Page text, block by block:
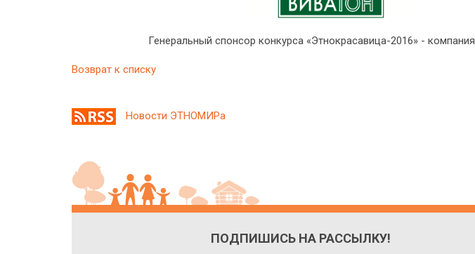
Генеральный спонсор конкурса «Этнокрасавица-2016» - компания
Возврат к списку
Новости ЭТНОМИРа
ПОДПИШИСЬ НА РАССЫЛКУ!